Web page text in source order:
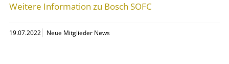
Weitere Information zu Bosch SOFC
19.07.2022 Neue Mitglieder News